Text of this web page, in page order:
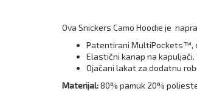
Ova Snickers Camo Hoodie je
Patentirani MultiPockets™,
Elastični kanap na
Ojačani lakat za dodatnu
Materijal:80% pamuk 20%